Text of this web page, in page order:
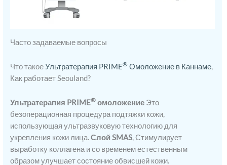
Часто задаваемые вопросы
Что такоеУльтратерапия PRIME® Омоложение в Каннаме,
Как работает Seouland?
Ультратерапия PRIME® омоложение Это
безоперационная процедура подтяжки кожи,
использующая ультразвуковую технологию для
укрепления кожи лица.Слой SMAS, Стимулирует
выработку коллагена и со временем естественным
образом улучшает состояние обвисшей кожи.